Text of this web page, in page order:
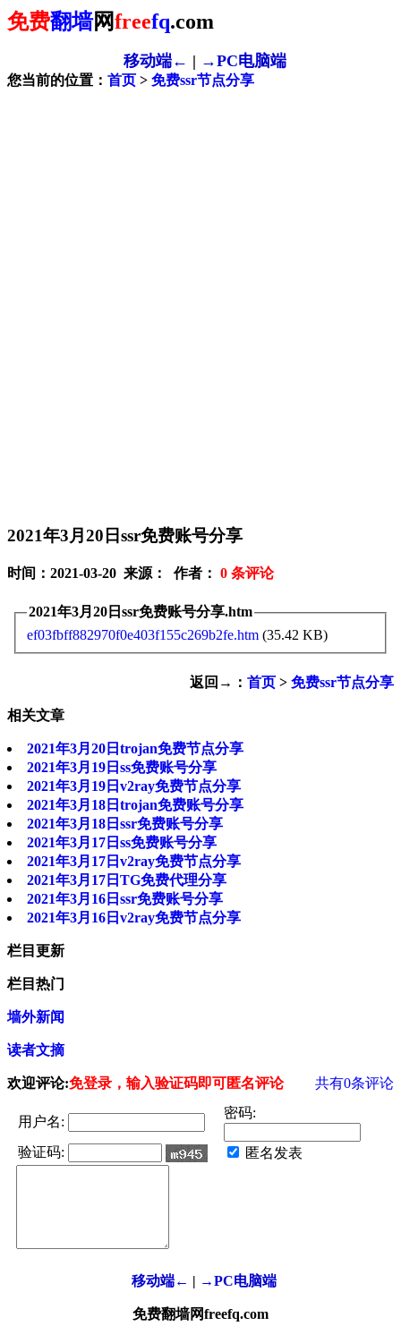
免费翻墙网freefq.com
移动端← | →PC电脑端
您当前的位置： 首页 > 免费ssr节点分享
2021年3月20日ssr免费账号分享
时间：2021-03-20 来源： 作者： 0 条评论
2021年3月20日ssr免费账号分享.htm
ef03fbff882970f0e403f155c269b2fe.htm (35.42 KB)
返回→： 首页 > 免费ssr节点分享
相关文章
2021年3月20日trojan免费节点分享
2021年3月19日ss免费账号分享
2021年3月19日v2ray免费节点分享
2021年3月18日trojan免费账号分享
2021年3月18日ssr免费账号分享
2021年3月17日ss免费账号分享
2021年3月17日v2ray免费节点分享
2021年3月17日TG免费代理分享
2021年3月16日ssr免费账号分享
2021年3月16日v2ray免费节点分享
栏目更新
栏目热门
墙外新闻
读者文摘
欢迎评论:免登录，输入验证码即可匿名评论 共有0条评论
用户名:
密码:
验证码: 匿名发表
移动端← | →PC电脑端
免费翻墙网freefq.com